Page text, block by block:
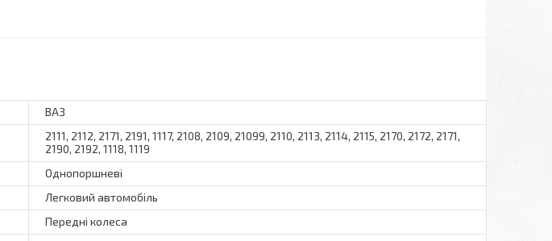
ВАЗ
2111, 2112, 2171, 2191, 1117, 2108, 2109, 21099, 2110, 2113, 2114, 2115, 2170, 2172, 2171,
2190, 2192, 1118, 1119
Однопоршневі
Легковий автомобіль
Передні колеса